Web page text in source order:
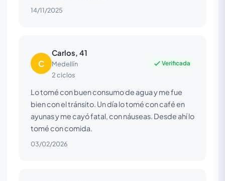
14/11/2025
C
Carlos, 41
Medellín
2 ciclos
Verificada
Lo tomé con buen consumo de agua y me fue
bien con el tránsito. Un día lo tomé con café en
ayunas y me cayó fatal, con náuseas. Desde ahí lo
tomé con comida.
03/02/2026